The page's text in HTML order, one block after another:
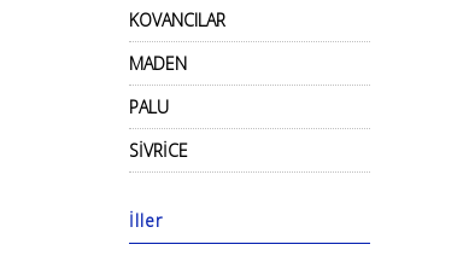
KOVANCILAR
MADEN
PALU
SİVRİCE
İller